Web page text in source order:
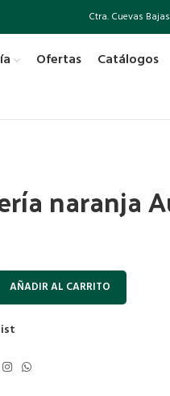
Ctra. Cuevas
Ofertas
Catálogos
naranja
AÑADIR AL CARRITO